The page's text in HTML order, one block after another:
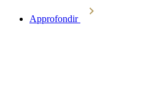
Approfondir